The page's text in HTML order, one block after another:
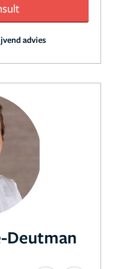
advies
Deutman